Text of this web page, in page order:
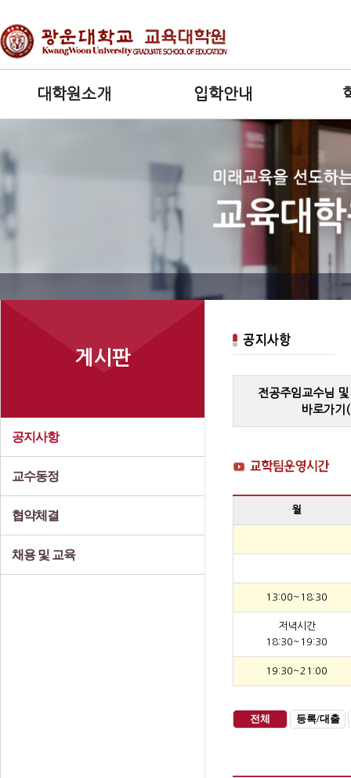
대학원소개 입학안내
게시판
공지사항
교수동정
협약체결
채용 및 교육
전공주임교수님
바로가기
월
13:00~18:30
저녁시간
18:30~19:30
19:30~21:00
전체 등록/대출